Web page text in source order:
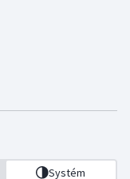
Systém